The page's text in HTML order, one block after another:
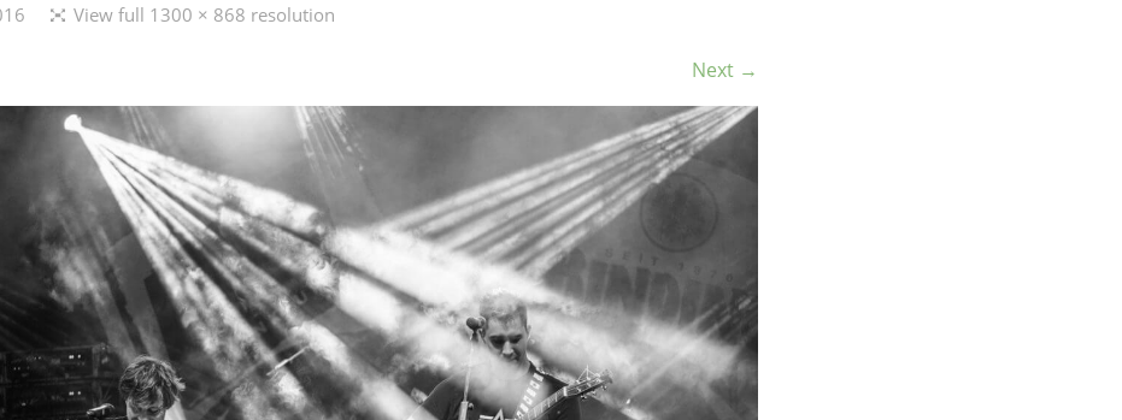
View full 1300 × 868 resolution
Next →